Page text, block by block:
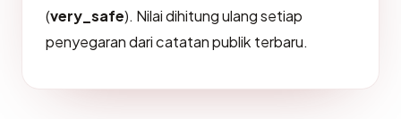
(very_safe). Nilai dihitung ulang setiap
penyegaran dari catatan publik terbaru.